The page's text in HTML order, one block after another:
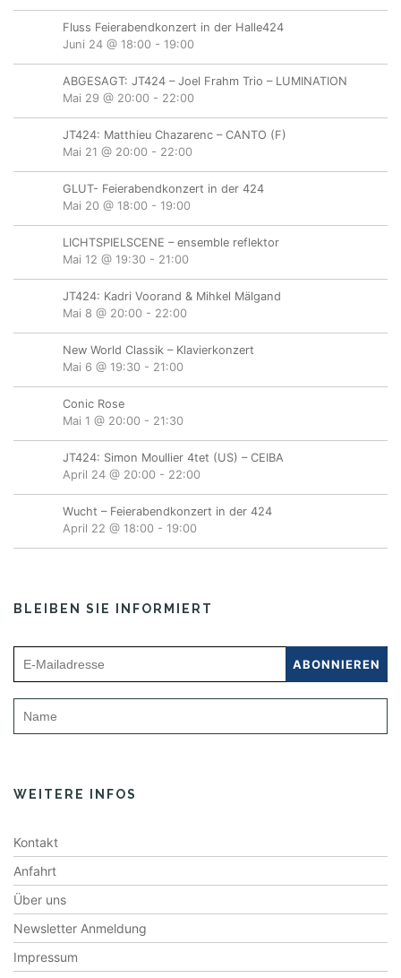
Fluss Feierabendkonzert in der Halle424
Juni 24 @ 18:00 - 19:00
ABGESAGT: JT424 – Joel Frahm Trio – LUMINATION
Mai 29 @ 20:00 - 22:00
JT424: Matthieu Chazarenc – CANTO (F)
Mai 21 @ 20:00 - 22:00
GLUT- Feierabendkonzert in der 424
Mai 20 @ 18:00 - 19:00
LICHTSPIELSCENE – ensemble reflektor
Mai 12 @ 19:30 - 21:00
JT424: Kadri Voorand & Mihkel Mälgand
Mai 8 @ 20:00 - 22:00
New World Classik – Klavierkonzert
Mai 6 @ 19:30 - 21:00
Conic Rose
Mai 1 @ 20:00 - 21:30
JT424: Simon Moullier 4tet (US) – CEIBA
April 24 @ 20:00 - 22:00
Wucht – Feierabendkonzert in der 424
April 22 @ 18:00 - 19:00
BLEIBEN SIE INFORMIERT
WEITERE INFOS
Kontakt
Anfahrt
Über uns
Newsletter Anmeldung
Impressum